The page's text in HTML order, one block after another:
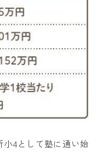
4として塾に通い始